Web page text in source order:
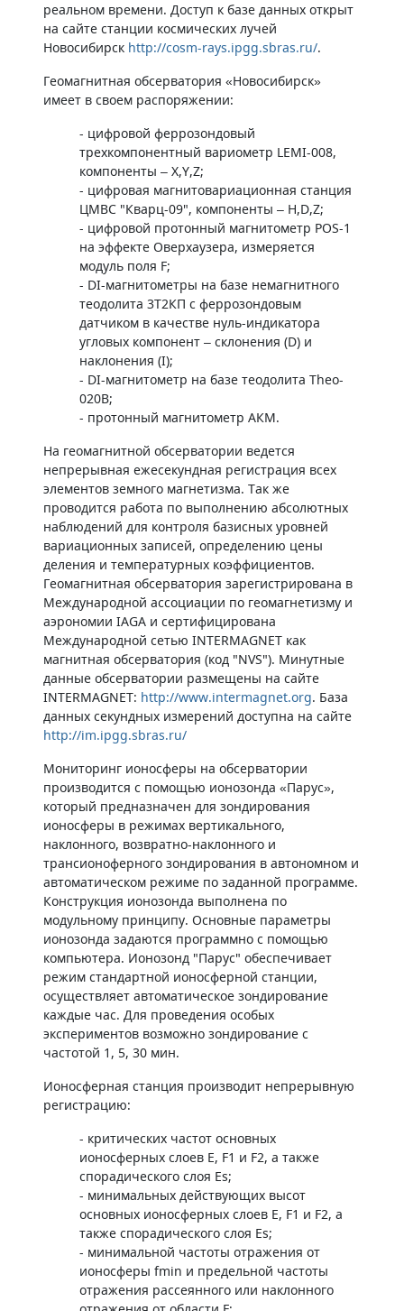
реальном времени. Доступ к базе данных открыт
на сайте станции космических лучей
Новосибирск http://cosm-rays.ipgg.sbras.ru/.
Геомагнитная обсерватория «Новосибирск»
имеет в своем распоряжении:
- цифровой феррозондовый
трехкомпонентный вариометр LEMI-008,
компоненты – X,Y,Z;
- цифровая магнитовариационная станция
ЦМВС "Кварц-09", компоненты – H,D,Z;
- цифровой протонный магнитометр POS-1
на эффекте Оверхаузера, измеряется
модуль поля F;
- DI-магнитометры на базе немагнитного
теодолита 3Т2КП с феррозондовым
датчиком в качестве нуль-индикатора
угловых компонент – склонения (D) и
наклонения (I);
- DI-магнитометр на базе теодолита Theo-
020B;
- протонный магнитометр АКМ.
На геомагнитной обсерватории ведется
непрерывная ежесекундная регистрация всех
элементов земного магнетизма. Так же
проводится работа по выполнению абсолютных
наблюдений для контроля базисных уровней
вариационных записей, определению цены
деления и температурных коэффициентов.
Геомагнитная обсерватория зарегистрирована в
Международной ассоциации по геомагнетизму и
аэрономии IAGA и сертифицирована
Международной сетью INTERMAGNET как
магнитная обсерватория (код "NVS"). Минутные
данные обсерватории размещены на сайте
INTERMAGNET: http://www.intermagnet.org. База
данных секундных измерений доступна на сайте
http://im.ipgg.sbras.ru/
Мониторинг ионосферы на обсерватории
производится с помощью ионозонда «Парус»,
который предназначен для зондирования
ионосферы в режимах вертикального,
наклонного, возвратно-наклонного и
трансионоферного зондирования в автономном и
автоматическом режиме по заданной программе.
Конструкция ионозонда выполнена по
модульному принципу. Основные параметры
ионозонда задаются программно с помощью
компьютера. Ионозонд "Парус" обеспечивает
режим стандартной ионосферной станции,
осуществляет автоматическое зондирование
каждые час. Для проведения особых
экспериментов возможно зондирование с
частотой 1, 5, 30 мин.
Ионосферная станция производит непрерывную
регистрацию:
- критических частот основных
ионосферных слоев E, F1 и F2, а также
спорадического слоя Es;
- минимальных действующих высот
основных ионосферных слоев E, F1 и F2, а
также спорадического слоя Es;
- минимальной частоты отражения от
ионосферы fmin и предельной частоты
отражения рассеянного или наклонного